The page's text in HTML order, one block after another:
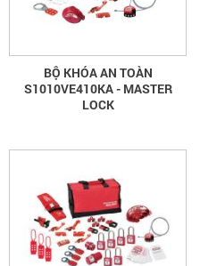
BỘ KHÓA AN TOÀN
S1010VE410KA - MASTER
LOCK